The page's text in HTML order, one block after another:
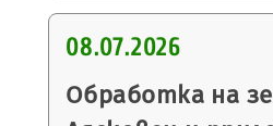
08.07.2026
Обработка на